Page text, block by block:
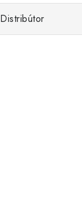
Distribútor